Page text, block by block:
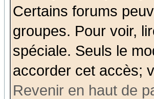
Certains forums
groupes. Pour voir,
spéciale. Seuls le
accorder cet accès;
Revenir en haut de